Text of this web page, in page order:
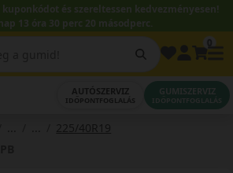
kuponkódot és szereltessen kedvezményesen!
13 óra 30 perc 19 másodperc.
AUTÓSZERVIZ
IDŐPONTFOGLALÁS
GUMISZERVIZ
IDŐPONTFOGLALÁS
225/40R19